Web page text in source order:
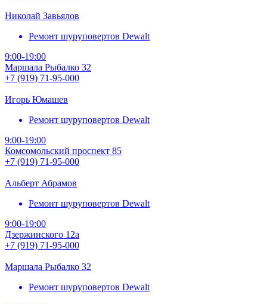
Николай Завьялов
Ремонт шуруповертов Dewalt
9:00-19:00
Маршала Рыбалко 32
+7 (919) 71-95-000
Игорь Юмашев
Ремонт шуруповертов Dewalt
9:00-19:00
Комсомольский проспект 85
+7 (919) 71-95-000
Альберт Абрамов
Ремонт шуруповертов Dewalt
9:00-19:00
Дзержинского 12а
+7 (919) 71-95-000
Маршала Рыбалко 32
Ремонт шуруповертов Dewalt